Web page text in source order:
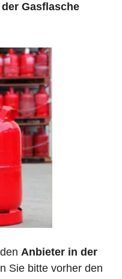
Gasflasche
Anbieter in der
Sie bitte vorher den